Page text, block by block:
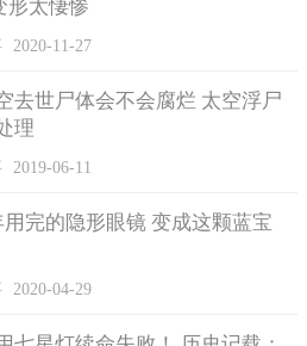
金币上看到了一个小孩的性别、生
过这些线索联络到刘先生。刘先生
饰中不仅有儿子出生的纪念金币，
及从爷爷辈传下来的传家宝龙凤戒
形太悽惨
2020-11-27
去世尸体会不会腐烂 太空浮尸
理
2019-06-11
完的隐形眼镜 变成这颗蓝宝
2020-04-29